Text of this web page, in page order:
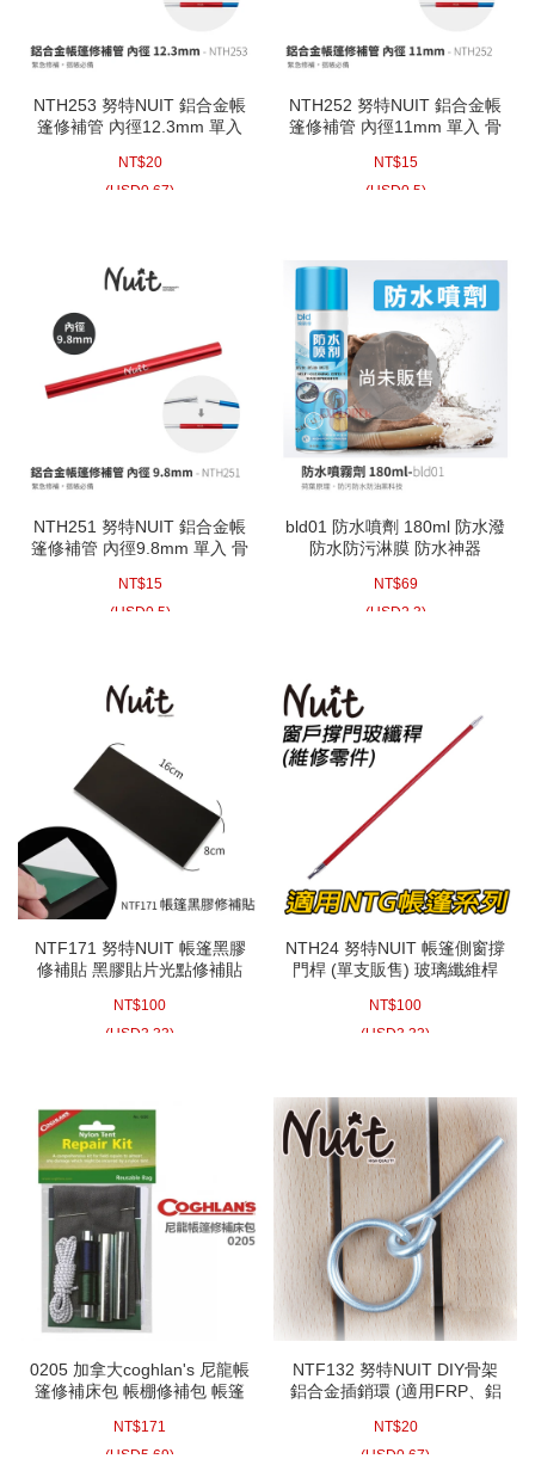
NTH253 努特NUIT 鋁合金帳
篷修補管 內徑12.3mm 單入
篷桿維修 骨架維修
NT$20
(USD0.67)
NTH252 努特NUIT 鋁合金帳
篷修補管 內徑11mm 單入 骨
桿維修 骨架維修
NT$15
(USD0.5)
NTH251 努特NUIT 鋁合金帳
篷修補管 內徑9.8mm 單入 骨
桿維修 骨架維修
NT$15
(USD0.5)
bld01 防水噴劑 180ml 防水潑
防水防污淋膜 防水神器
NT$69
(USD2.3)
NTF171 努特NUIT 帳篷黑膠
修補貼 黑膠貼片光點修補貼
棚貼布 黑膠貼 黑膠帳蓬 漏水
修補 膠帶 黑膠帶 帳蓬補丁 快
NT$100
(USD3.33)
NTH24 努特NUIT 帳篷側窗撐
門桿 (單支販售) 玻璃纖維桿
NT$100
(USD3.33)
0205 加拿大coghlan's 尼龍帳
篷修補床包 帳棚修補包 帳篷
紗網 帳棚網布修補包
NT$171
(USD5.69)
NTF132 努特NUIT DIY骨架
鋁合金插銷環 (適用FRP、鋁
插銷扣插扣插環
NT$20
(USD0.67)